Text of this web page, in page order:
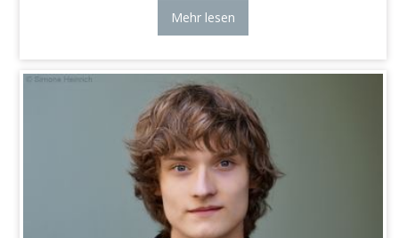
Mehr lesen